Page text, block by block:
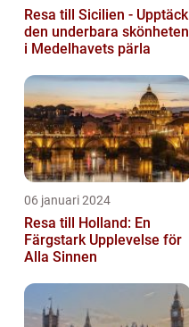
Resa till Sicilien - Upptäck
den underbara skönheten
i Medelhavets pärla
06 januari 2024
Resa till Holland: En
Färgstark Upplevelse för
Alla Sinnen